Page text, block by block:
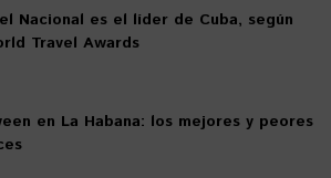
Nacional es el líder de Cuba, según
Travel Awards
en La Habana: los mejores y peores